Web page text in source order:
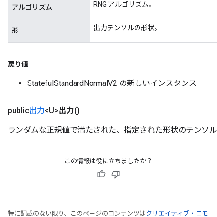
アルゴリズム RNG アルゴリズム。
形 出力テンソルの形状。
戻り値
StatefulStandardNormalV2 の新しいインスタンス
public出力<U>出力()
ランダムな正規値で満たされた、指定された形状のテンソ
この情報は役に立ちましたか？
特に記載のない限り、このページのコンテンツはクリエイティブ・コモ